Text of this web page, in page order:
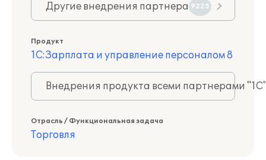
Другие внедрения партнера 9225
Продукт
1С:Зарплата и управление персоналом 8
Внедрения продукта всеми партнерами
Отрасль / Функциональная задача
Торговля